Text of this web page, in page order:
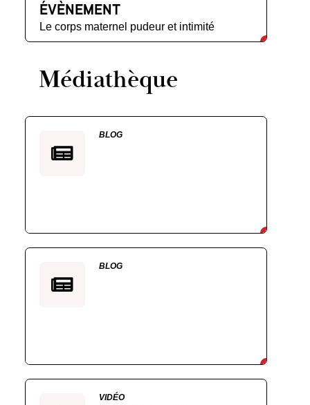
ÉVÈNEMENT
Le corps maternel pudeur et intimité
Médiathèque
BLOG
BLOG
VIDÉO